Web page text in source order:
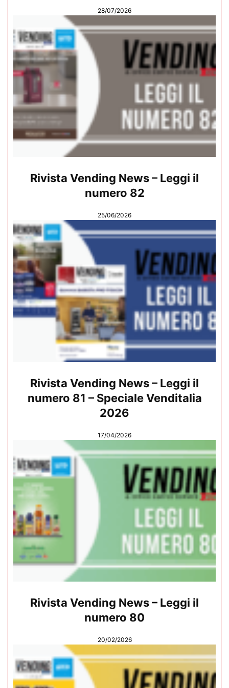
28/07/2026
Rivista Vending News – Leggi il
numero 82
25/06/2026
Rivista Vending News – Leggi il
numero 81 – Speciale Venditalia
2026
17/04/2026
Rivista Vending News – Leggi il
numero 80
20/02/2026